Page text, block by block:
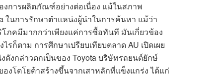
การผลิตภัณฑ์อย่างต่อเนื่อง แม้ในสภาพ
นการรักษาตำแหน่งผู้นำในการค้นหา แม้ว่า
ภคมีมากกว่าเพียงแค่การซื้อทันที มันเกี่ยวข้อง
ก็ตาม การศึกษาเปรียบเทียบตลาด AU เปิดเผย
งกล่าวตกเป็นของ Toyota บริษัทรถยนต์ยักษ์
งโตโยต้าสร้างขึ้นจากเสาหลักที่แข็งแกร่ง ได้แก่